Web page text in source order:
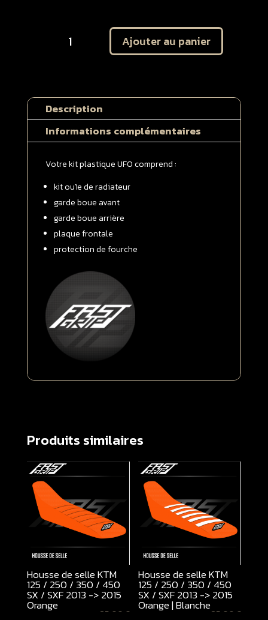
125
/
250
/
/
SX
/
SXF
2013
-
Kit
complet
Ajouter au panier
Description
Informations complémentaires
Votre kit plastique UFO comprend :
kit ouïe de radiateur
garde boue avant
garde boue arrière
plaque frontale
protection de fourche
Produits similaires
Housse de selle KTM
125 / 250 / 350 / 450
SX / SXF 2013 -> 2015
Orange
85,00 €
Housse de selle KTM
125 / 250 / 350 / 450
SX / SXF 2013 -> 2015
Orange | Blanche
85,00 €